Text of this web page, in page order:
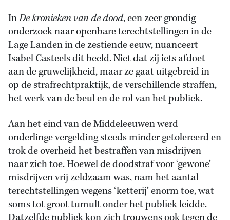
InDe kronieken van de dood, een zeer grondig
onderzoek naar openbare terechtstellingen in de
Lage Landen in de zestiende eeuw, nuanceert
Isabel Casteels dit beeld. Niet dat zij iets afdoet
aan de gruwelijkheid, maar ze gaat uitgebreid in
op de strafrechtpraktijk, de verschillende straffen,
het werk van de beul en de rol van het publiek.
Aan het eind van de Middeleeuwen werd
onderlinge vergelding steeds minder getolereerd en
trok de overheid het bestraffen van misdrijven
naar zich toe. Hoewel de doodstraf voor ‘gewone’
misdrijven vrij zeldzaam was, nam het aantal
terechtstellingen wegens ‘ketterij’ enorm toe, wat
soms tot groot tumult onder het publiek leidde.